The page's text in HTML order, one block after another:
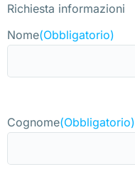
Richiesta informazioni
Nome(Obbligatorio)
Cognome(Obbligatorio)